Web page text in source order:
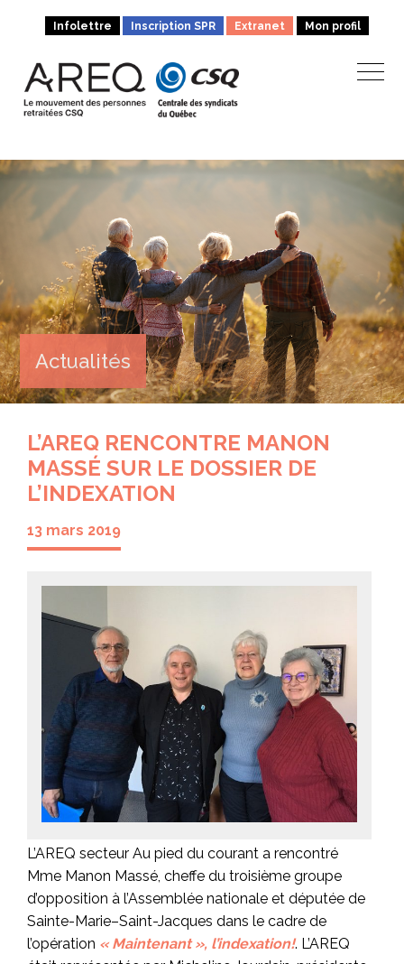
Infolettre Inscription SPR Extranet Mon profil
Actualités
L’AREQ RENCONTRE MANON
MASSÉ SUR LE DOSSIER DE
L’INDEXATION
13 mars 2019
L’AREQ secteur Au pied du courant a rencontré
Mme Manon Massé, cheffe du troisième groupe
d’opposition à l’Assemblée nationale et députée de
Sainte-Marie–Saint-Jacques dans le cadre de
l’opération « Maintenant », l’indexation!. L’AREQ